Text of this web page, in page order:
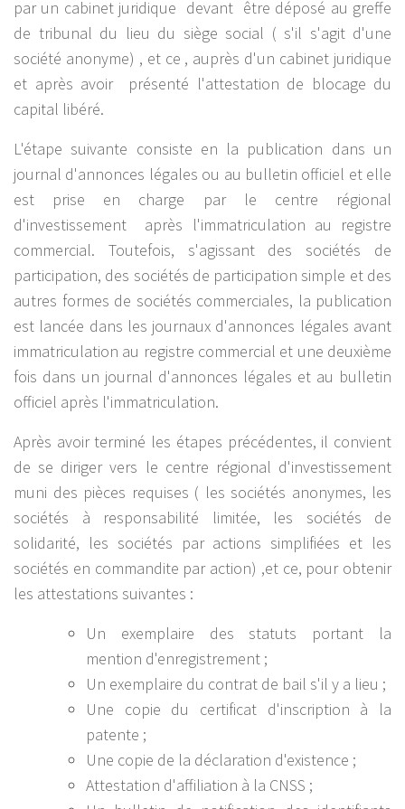
par un cabinet juridique devant être déposé au greffe
de tribunal du lieu du siège social ( s'il s'agit d'une
société anonyme) , et ce , auprès d'un cabinet juridique
et après avoir présenté l'attestation de blocage du
capital libéré.
L'étape suivante consiste en la publication dans un
journal d'annonces légales ou au bulletin officiel et elle
est prise en charge par le centre régional
d'investissement après l'immatriculation au registre
commercial. Toutefois, s'agissant des sociétés de
participation, des sociétés de participation simple et des
autres formes de sociétés commerciales, la publication
est lancée dans les journaux d'annonces légales avant
immatriculation au registre commercial et une deuxième
fois dans un journal d'annonces légales et au bulletin
officiel après l'immatriculation.
Après avoir terminé les étapes précédentes, il convient
de se diriger vers le centre régional d'investissement
muni des pièces requises ( les sociétés anonymes, les
sociétés à responsabilité limitée, les sociétés de
solidarité, les sociétés par actions simplifiées et les
sociétés en commandite par action) ,et ce, pour obtenir
les attestations suivantes :
Un exemplaire des statuts portant la
mention d'enregistrement ;
Un exemplaire du contrat de bail s'il y a lieu ;
Une copie du certificat d'inscription à la
patente ;
Une copie de la déclaration d'existence ;
Attestation d'affiliation à la CNSS ;